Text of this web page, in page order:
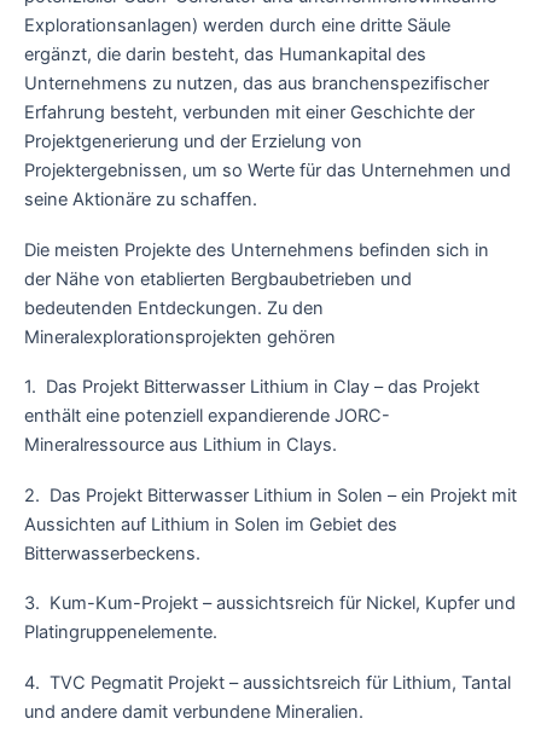
Explorationsanlagen) werden durch eine dritte Säule
ergänzt, die darin besteht, das Humankapital des
Unternehmens zu nutzen, das aus branchenspezifischer
Erfahrung besteht, verbunden mit einer Geschichte der
Projektgenerierung und der Erzielung von
Projektergebnissen, um so Werte für das Unternehmen und
seine Aktionäre zu schaffen.
Die meisten Projekte des Unternehmens befinden sich in
der Nähe von etablierten Bergbaubetrieben und
bedeutenden Entdeckungen. Zu den
Mineralexplorationsprojekten gehören
1. Das Projekt Bitterwasser Lithium in Clay – das Projekt
enthält eine potenziell expandierende JORC-
Mineralressource aus Lithium in Clays.
2. Das Projekt Bitterwasser Lithium in Solen – ein Projekt mit
Aussichten auf Lithium in Solen im Gebiet des
Bitterwasserbeckens.
3. Kum-Kum-Projekt – aussichtsreich für Nickel, Kupfer und
Platingruppenelemente.
4. TVC Pegmatit Projekt – aussichtsreich für Lithium, Tantal
und andere damit verbundene Mineralien.